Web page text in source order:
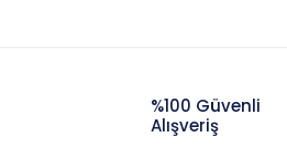
%100 Güvenli
Alışveriş